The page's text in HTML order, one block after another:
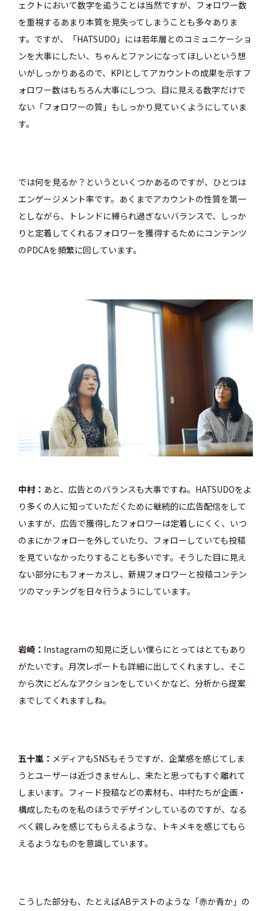
ェクトにおいて数字を追うことは当然ですが、フォロワー数
を重視するあまり本質を見失ってしまうことも多々ありま
す。ですが、「HATSUDO」には若年層とのコミュニケーショ
ンを大事にしたい、ちゃんとファンになってほしいという想
いがしっかりあるので、 KPIとしてアカウントの成果を示すフ
ォロワー数はもちろん大事にしつつ、目に見える数字だけで
ない「フォロワーの質」もしっかり見ていくようにしていま
す。
では何を見るか？というといくつかあるのですが、ひとつは
エンゲージメント率です。あくまでアカウントの性質を第一
としながら、トレンドに縛られ過ぎないバランスで、しっか
りと定着してくれるフォロワーを獲得するためにコンテンツ
のPDCAを頻繁に回しています。
中村 あと、広告とのバランスも大事ですね。 HATSUDOをよ
り多くの人に知っていただくために継続的に広告配信をして
いますが、広告で獲得したフォロワーは定着しにくく、いつ
のまにかフォローを外していたり、フォローしていても投稿
を見ていなかったりすることも多いです。そうした目に見え
ない部分にもフォーカスし、新規フォロワーと投稿コンテン
ツのマッチングを日々行うようにしています。
岩崎
Instagramの知見に乏しい僕らにとってはとてもあり
がたいです。月次レポートも詳細に出してくれますし、そこ
から次にどんなアクションをしていくかなど、分析から提案
までしてくれますしね。
五十嵐
メディアもSNSもそうですが、企業感を感じてしま
うとユーザーは近づきませんし、来たと思ってもすぐ離れて
しまいます。フィード投稿などの素材も、中村たちが企画・
構成したものを私のほうでデザインしているのですが、なる
べく親しみを感じてもらえるような、トキメキを感じてもら
えるようなものを意識しています。
こうした部分も、たとえばABテストのような「赤か青か」の